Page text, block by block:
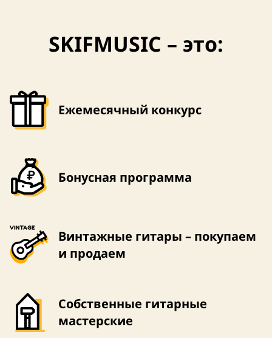
SKIFMUSIC – это:
Ежемесячный конкурс
Бонусная программа
Винтажные гитары – покупаем
и продаем
Собственные гитарные
мастерские